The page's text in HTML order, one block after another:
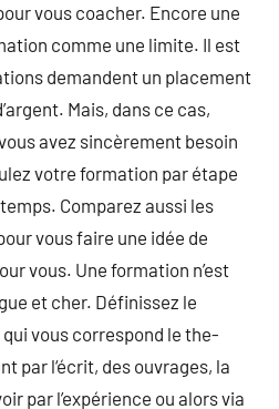
vous coacher. Encore une
comme une limite. Il est
demandent un placement
Mais, dans ce cas,
avez sincèrement besoin
votre formation par étape
Comparez aussi les
vous faire une idée de
vous. Une formation n’est
et cher. Définissez le
vous correspond le the-
par l‘écrit, des ouvrages, la
par l’expérience ou alors via